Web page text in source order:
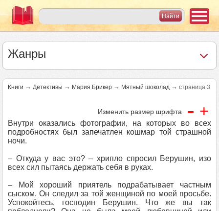
Жанры
Книги → Детективы → Мария Брикер → Мятный шоколад → страница 3
Изменить размер шрифта - +
Внутри оказались фотографии, на которых во всех
подробностях был запечатлен кошмар той страшной
ночи.
– Откуда у вас это? – хрипло спросил Берушин, изо
всех сил пытаясь держать себя в руках.
– Мой хороший приятель подрабатывает частным
сыском. Он следил за той женщиной по моей просьбе.
Успокойтесь, господин Берушин. Что же вы так